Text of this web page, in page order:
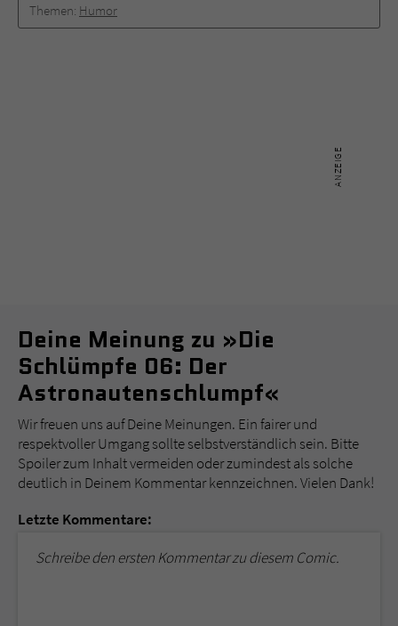
Themen: Humor
Deine Meinung zu »Die
Schlümpfe 06: Der
Astronautenschlumpf«
Wir freuen uns auf Deine Meinungen. Ein fairer und
respektvoller Umgang sollte selbstverständlich sein. Bitte
Spoiler zum Inhalt vermeiden oder zumindest als solche
deutlich in Deinem Kommentar kennzeichnen. Vielen Dank!
Letzte Kommentare:
Schreibe den ersten Kommentar zu diesem Comic.